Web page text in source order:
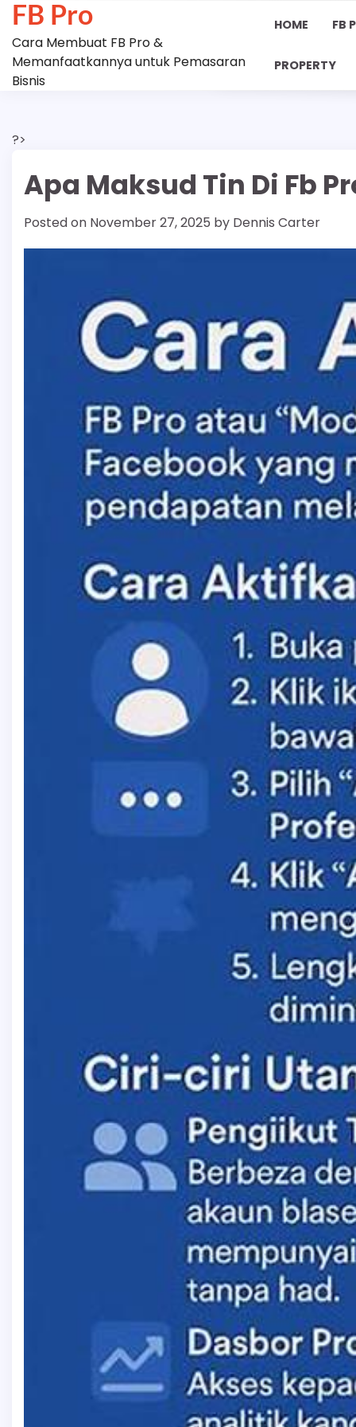
Skip
content
FB Pro
Cara Membuat FB Pro &
Memanfaatkannya untuk Pemasaran
Bisnis
HOME FB
PROPERTY
?>
Apa Maksud Tin Di Fb
Posted on November 27, 2025 by Dennis Carter